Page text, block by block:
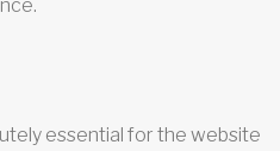
essential for the website